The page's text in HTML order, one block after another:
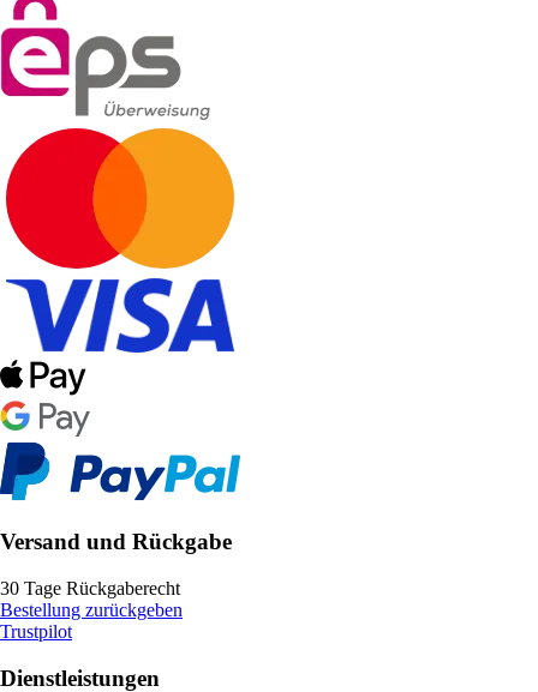
Versand und Rückgabe
30 Tage Rückgaberecht
Bestellung zurückgeben
Trustpilot
Dienstleistungen